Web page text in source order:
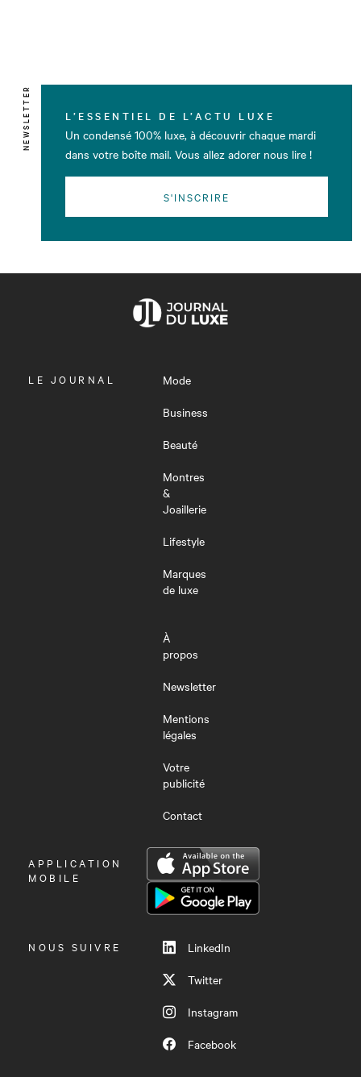
NEWSLETTER L’ESSENTIEL DE L’ACTU LUXE
Un condensé 100% luxe, à découvrir chaque mardi
dans votre boîte mail. Vous allez adorer nous lire !
S'INSCRIRE
OUVRIR
LE JOURNAL
Mode
Business
Beauté
Montres
&
Joaillerie
Lifestyle
Marques
de luxe
À
propos
Newsletter
Mentions
légales
Votre
publicité
Contact
OUVRIR
LE
APPLICATION
MOBILE
NOUS SUIVRE
LinkedIn
Twitter
Instagram
Facebook